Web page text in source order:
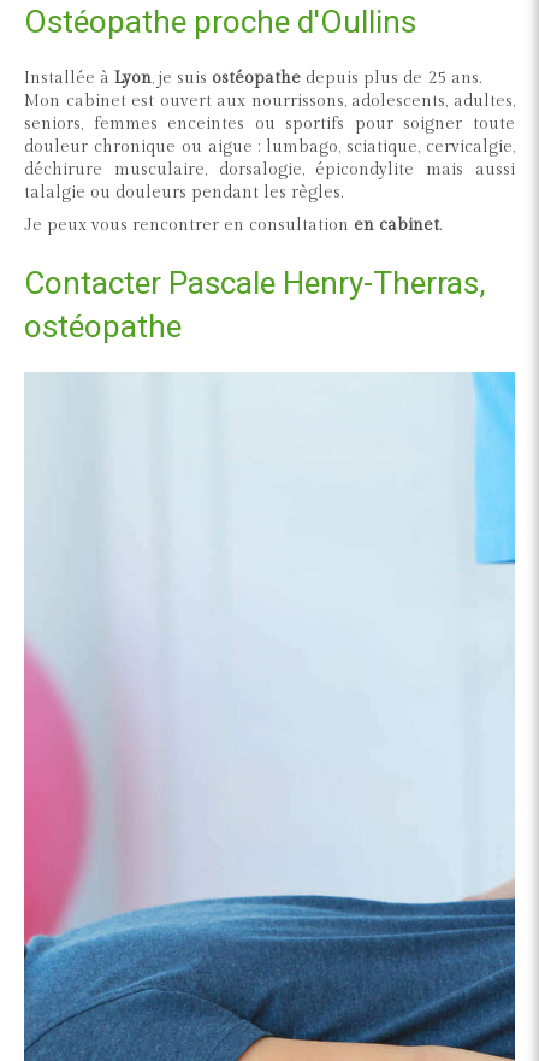
Ostéopathe proche d'Oullins
Installée à Lyon, je suis ostéopathe depuis plus de 25 ans.
Mon cabinet est ouvert aux nourrissons, adolescents, adultes,
seniors, femmes enceintes ou sportifs pour soigner toute
douleur chronique ou aigue : lumbago, sciatique, cervicalgie,
déchirure musculaire, dorsalogie, épicondylite mais aussi
talalgie ou douleurs pendant les règles.
Je peux vous rencontrer en consultation en cabinet.
Contacter Pascale Henry-Therras,
ostéopathe